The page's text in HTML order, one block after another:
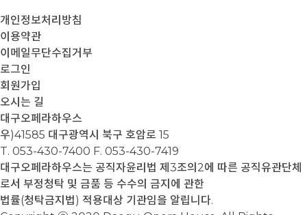
개인정보처리방침
이용약관
이메일무단수집거부
로그인
회원가입
오시는 길
대구오페라하우스
우)41585 대구광역시 북구 호암로 15
T. 053-430-7400 F. 053-430-7419
대구오페라하우스는 공직자윤리법 제3조의2에 따른 공직유관단체
로서 부정청탁 및 금품 등 수수의 금지에 관한
법률(청탁금지법) 적용대상 기관임을 알립니다.